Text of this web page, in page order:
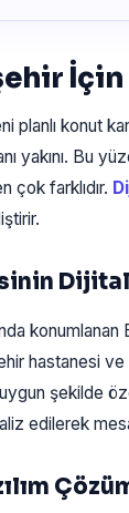
planlı konut
yakını. Bu
çok farklıdır.
hastanesi ve
şekilde
edilerek